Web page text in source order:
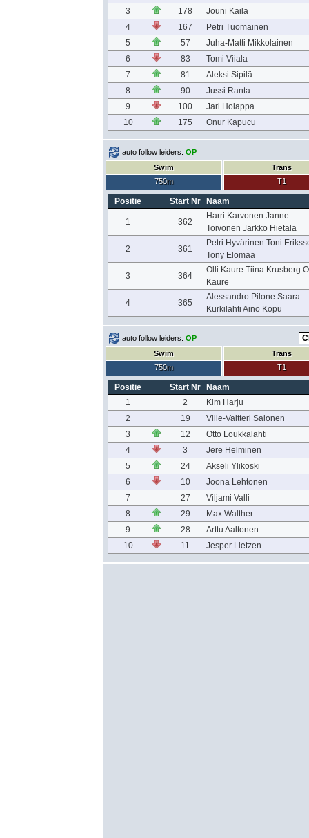
3
178
Jouni Kaila
4
167
Petri Tuomainen
5
57
Juha-Matti Mikkolainen
6
83
Tomi Viiala
7
81
Aleksi Sipilä
8
90
Jussi Ranta
9
100
Jari Holappa
10
175 Onur Kapucu
auto follow leiders: OP
Swim
750m
Trans
T1
Positie Start Nr Naam
1 362
Harri Karvonen Janne
Toivonen Jarkko Hietala
2 361
Petri Hyvärinen Toni
Tony Elomaa
3 364
Olli Kaure Tiina Krusberg
Kaure
4 365
Alessandro Pilone Saara
Kurkilahti Aino Kopu
auto follow leiders: OP
Swim
750m
Trans
T1
Positie Start Nr
Naam
1
2
Kim Harju
2
19
Ville-Valtteri Salonen
3
12
Otto Loukkalahti
4
3
Jere Helminen
5
24
Akseli Ylikoski
6
10
Joona Lehtonen
7
27
Viljami Valli
8
29
Max Walther
9
28
Arttu Aaltonen
10
11 Jesper Lietzen